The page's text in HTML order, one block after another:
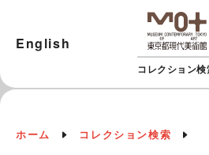
コレクション検
English
ホーム コレクション検索